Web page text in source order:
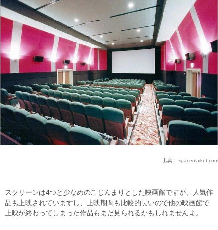
出典： spacemarket.com
スクリーンは4つと少なめのこじんまりとした映画館ですが、人気作
品も上映されていますし、上映期間も比較的長いので他の映画館で
上映が終わってしまった作品もまだ見られるかもしれませんよ。